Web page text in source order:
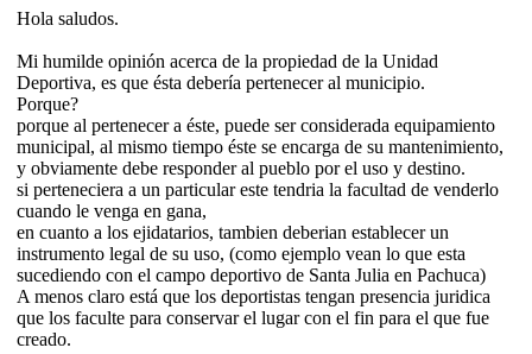
Hola saludos.
Mi humilde opinión acerca de la propiedad de la Unidad
Deportiva, es que ésta debería pertenecer al municipio.
Porque?
porque al pertenecer a éste, puede ser considerada equipamiento
municipal, al mismo tiempo éste se encarga de su mantenimiento,
y obviamente debe responder al pueblo por el uso y destino.
si perteneciera a un particular este tendria la facultad de venderlo
cuando le venga en gana,
en cuanto a los ejidatarios, tambien deberian establecer un
instrumento legal de su uso, (como ejemplo vean lo que esta
sucediendo con el campo deportivo de Santa Julia en Pachuca)
A menos claro está que los deportistas tengan presencia juridica
que los faculte para conservar el lugar con el fin para el que fue
creado.